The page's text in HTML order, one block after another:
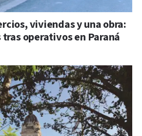
viviendas y una obra:
operativos en Paraná